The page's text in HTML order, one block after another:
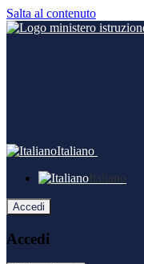
Salta al contenuto
Italiano
Italiano
Accedi
Accedi